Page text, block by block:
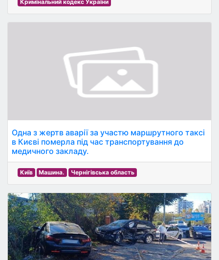
Кримінальний кодекс України
Одна з жертв аварії за участю маршрутного таксі
в Києві померла під час транспортування до
медичного закладу.
Київ Машина. Чернігівська область